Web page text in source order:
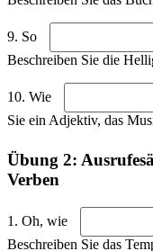
9. So
Beschreiben Sie die
10. Wie
Sie ein Adjektiv, das
Übung 2:
Verben
1. Oh, wie
Beschreiben Sie das